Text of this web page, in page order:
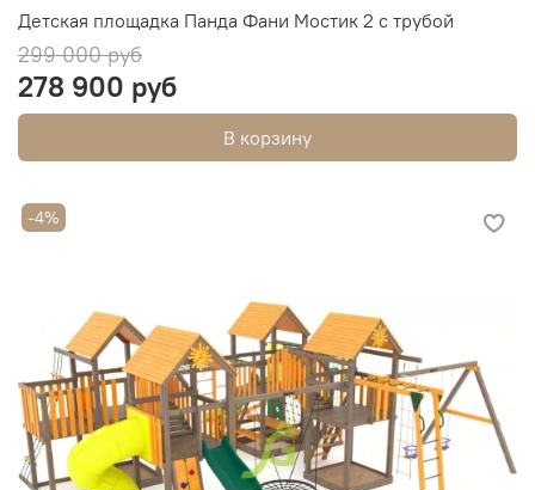
Детская площадка Панда Фани Мостик 2 с трубой
299 000 руб
278 900 руб
В корзину
-4%